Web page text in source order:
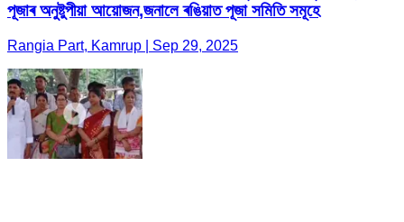
পূজাৰ অনুষ্টুপীয়া আয়োজন,জনালে ৰঙিয়াত পূজা সমিতি সমূহে
Rangia Part, Kamrup | Sep 29, 2025